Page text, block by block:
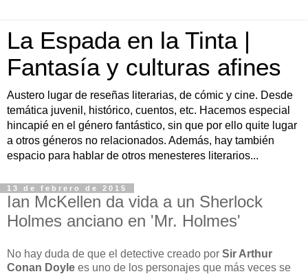
La Espada en la Tinta |
Fantasía y culturas afines
Austero lugar de reseñas literarias, de cómic y cine. Desde
temática juvenil, histórico, cuentos, etc. Hacemos especial
hincapié en el género fantástico, sin que por ello quite lugar
a otros géneros no relacionados. Además, hay también
espacio para hablar de otros menesteres literarios...
13 de febrero de 2015
Ian McKellen da vida a un Sherlock
Holmes anciano en 'Mr. Holmes'
No hay duda de que el detective creado por Sir Arthur
Conan Doyle es uno de los personajes que más veces se